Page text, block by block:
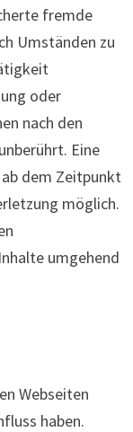
fremde
Umständen zu
oder
nach den
Eine
dem Zeitpunkt
möglich.
umgehend
Webseiten
haben.